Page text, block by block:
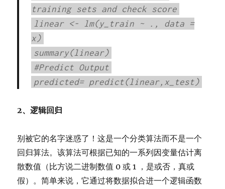
training sets and check score
linear <- lm(y_train ~ ., data =
x)
summary(linear)
#Predict Output
predicted= predict(linear,x_test)
2、逻辑回归
别被它的名字迷惑了！这是一个分类算法而不是一个
回归算法。该算法可根据已知的一系列因变量估计离
散数值（比方说二进制数值 0 或 1 ，是或否，真或
假）。简单来说，它通过将数据拟合进一个逻辑函数